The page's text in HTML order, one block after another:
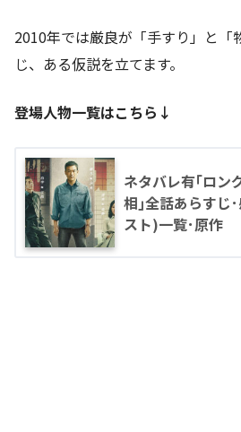
2010年では厳良が「手すり」と「
じ、ある仮説を立てます。
登場人物一覧はこちら↓
ネタバレ有｢ロン
相｣全話あらすじ
スト)一覧･原作